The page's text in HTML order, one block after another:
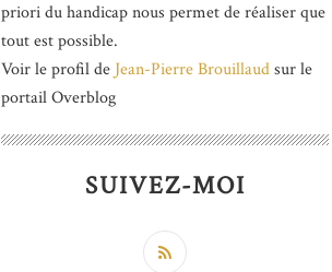
priori du handicap nous permet de réaliser que
tout est possible.
Voir le profil de Jean-Pierre Brouillaudsur le
portail Overblog
SUIVEZ-MOI